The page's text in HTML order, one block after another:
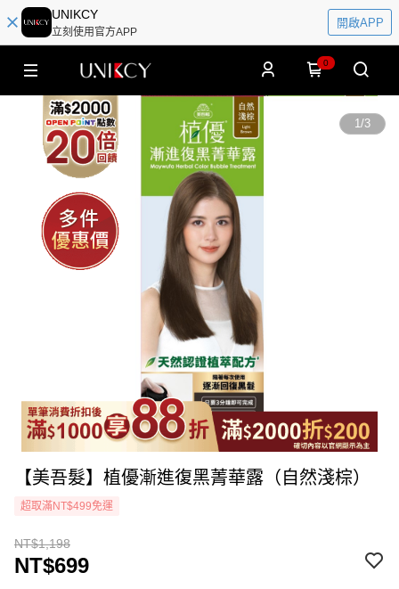
UNIKCY
立刻使用官方APP
開啟APP
0
1/3
【美吾髮】植優漸進復黑菁華露（自然淺棕）
超取滿NT$499免運
NT$1,198
NT$699